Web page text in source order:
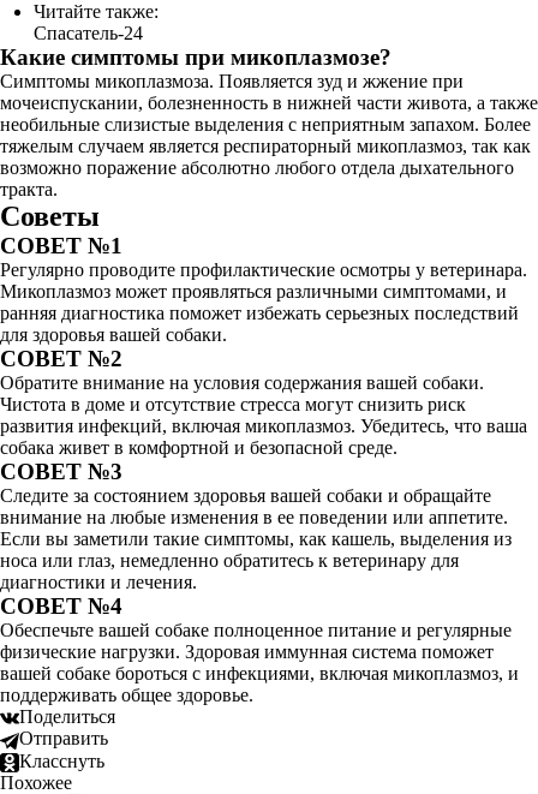
Читайте также:
Спасатель-24
Какие симптомы при микоплазмозе?
Симптомы микоплазмоза. Появляется зуд и жжение при
мочеиспускании, болезненность в нижней части живота, а также
необильные слизистые выделения с неприятным запахом. Более
тяжелым случаем является респираторный микоплазмоз, так как
возможно поражение абсолютно любого отдела дыхательного
тракта.
Советы
СОВЕТ №1
Регулярно проводите профилактические осмотры у ветеринара.
Микоплазмоз может проявляться различными симптомами, и
ранняя диагностика поможет избежать серьезных последствий
для здоровья вашей собаки.
СОВЕТ №2
Обратите внимание на условия содержания вашей собаки.
Чистота в доме и отсутствие стресса могут снизить риск
развития инфекций, включая микоплазмоз. Убедитесь, что ваша
собака живет в комфортной и безопасной среде.
СОВЕТ №3
Следите за состоянием здоровья вашей собаки и обращайте
внимание на любые изменения в ее поведении или аппетите.
Если вы заметили такие симптомы, как кашель, выделения из
носа или глаз, немедленно обратитесь к ветеринару для
диагностики и лечения.
СОВЕТ №4
Обеспечьте вашей собаке полноценное питание и регулярные
физические нагрузки. Здоровая иммунная система поможет
вашей собаке бороться с инфекциями, включая микоплазмоз, и
поддерживать общее здоровье.
Поделиться
Отправить
Класснуть
Похожее